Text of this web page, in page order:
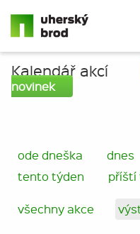
Kalendář akcí
novinek
ode dneška dnes
tento týden
příští
všechny akce